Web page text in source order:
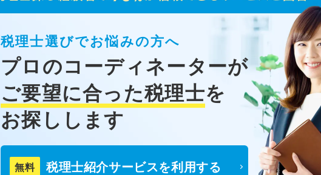
税理士選びでお悩みの方へ
プロのコーディネーターが
ご要望に合った税理士を
お探しします
無料 税理士紹介サービスを利用する